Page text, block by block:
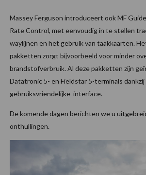
Massey Ferguson introduceert ook MF
Rate Control, met eenvoudig in te stellen
waylijnen en het gebruik van taakkaarten.
pakketten zorgt bijvoorbeeld voor minder
brandstofverbruik. Al deze pakketten zijn
Datatronic 5- en Fieldstar 5-terminals
gebruiksvriendelijke interface.
De komende dagen berichten we u
onthullingen.